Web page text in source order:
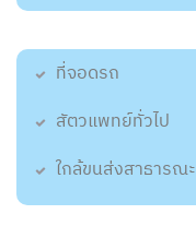
ที่จอดรถ
สัตวแพทย์ทั่วไป
ใกล้ขนส่งสาธารณะ